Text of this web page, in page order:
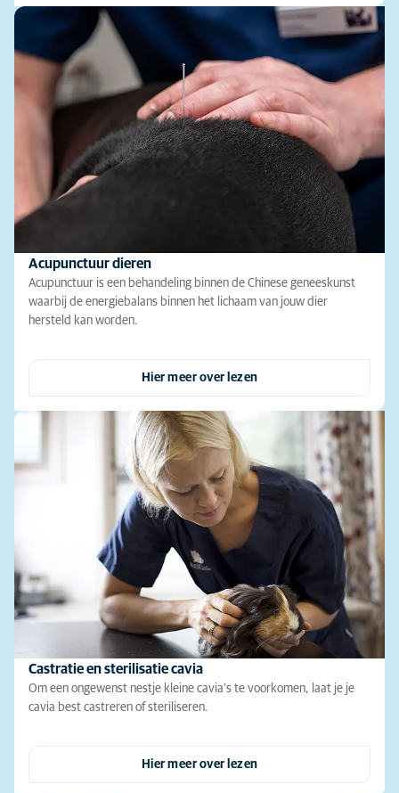
Acupunctuur dieren
Acupunctuur is een behandeling binnen de Chinese geneeskunst
waarbij de energiebalans binnen het lichaam van jouw dier
hersteld kan worden.
Hier meer over lezen
Castratie en sterilisatie cavia
Om een ongewenst nestje kleine cavia’s te voorkomen, laat je je
cavia best castreren of steriliseren.
Hier meer over lezen